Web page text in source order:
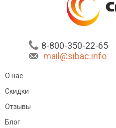
8-800-350-22-65
mail@sibac.info
О нас
Скидки
Отзывы
Блог